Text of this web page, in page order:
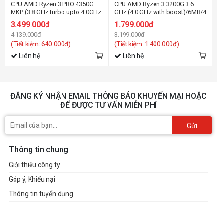
CPU AMD Ryzen 3 PRO 4350G
MKP (3.8 GHz turbo upto 4.0GHz
/ 6MB / 4 Cores, 8 Threads / 65W
/ Socket AM4)
3.499.000đ
4.139.000đ
(Tiết kiệm: 640.000đ)
Liên hệ
CPU AMD Ryzen 3 3200G 3.6
GHz (4.0 GHz with boost)/6MB/4
cores 4 threads/Radeon Vega
8/65W
1.799.000đ
3.199.000đ
(Tiết kiệm: 1.400.000đ)
Liên hệ
ĐĂNG KÝ NHẬN EMAIL THÔNG BÁO KHUYẾN MẠI HOẶC
ĐỂ ĐƯỢC TƯ VẤN MIỄN PHÍ
Gửi
Thông tin chung
Giới thiệu công ty
Góp ý, Khiếu nại
Thông tin tuyển dụng